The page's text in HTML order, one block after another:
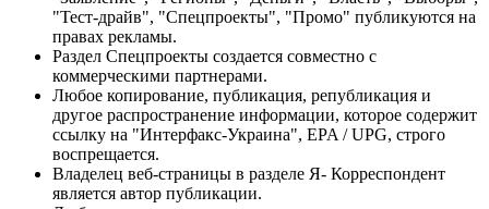
"Тест-драйв", "Спецпроекты", "Промо" публикуются на
правах рекламы.
Раздел Спецпроекты создается совместно с
коммерческими партнерами.
Любое копирование, публикация, републикация и
другое распространение информации, которое содержит
ссылку на "Интерфакс-Украина", EPA / UPG, строго
воспрещается.
Владелец веб-страницы в разделе Я- Корреспондент
является автор публикации.